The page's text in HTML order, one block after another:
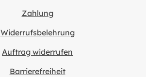
Zahlung
Widerrufsbelehrung
Auftrag widerrufen
Barrierefreiheit